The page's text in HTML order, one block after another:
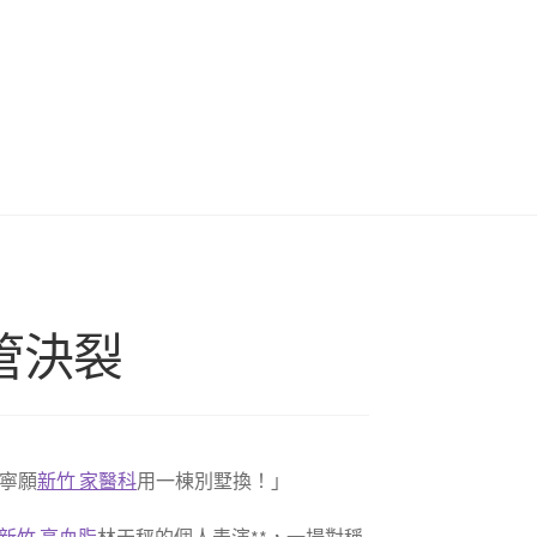
決裂
願新竹 家醫科用一棟別墅換！」